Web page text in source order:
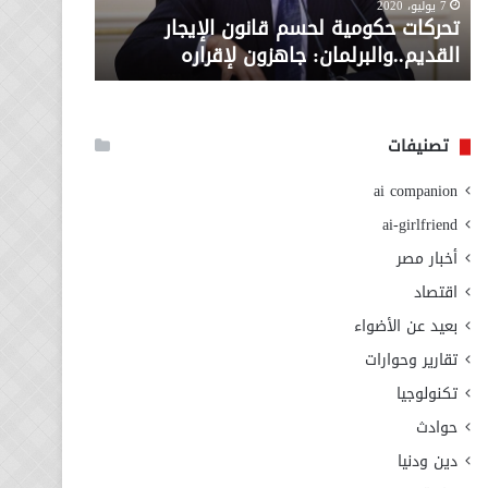
لإقراره
7 يوليو، 2020
تحركات حكومية لحسم قانون الإيجار
القديم..والبرلمان: جاهزون لإقراره
من
وزارة
الاجتماعي
تصنيفات
ai companion
ai-girlfriend
أخبار مصر
اقتصاد
بعيد عن الأضواء
تقارير وحوارات
تكنولوجيا
حوادث
دين ودنيا